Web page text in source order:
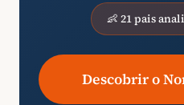
👶 21 pais
Descobrir o